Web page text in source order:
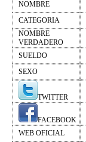
NOMBRE
CATEGORIA
NOMBRE
VERDADERO
SUELDO
SEXO
TWITTER
FACEBOOK
WEB OFICIAL